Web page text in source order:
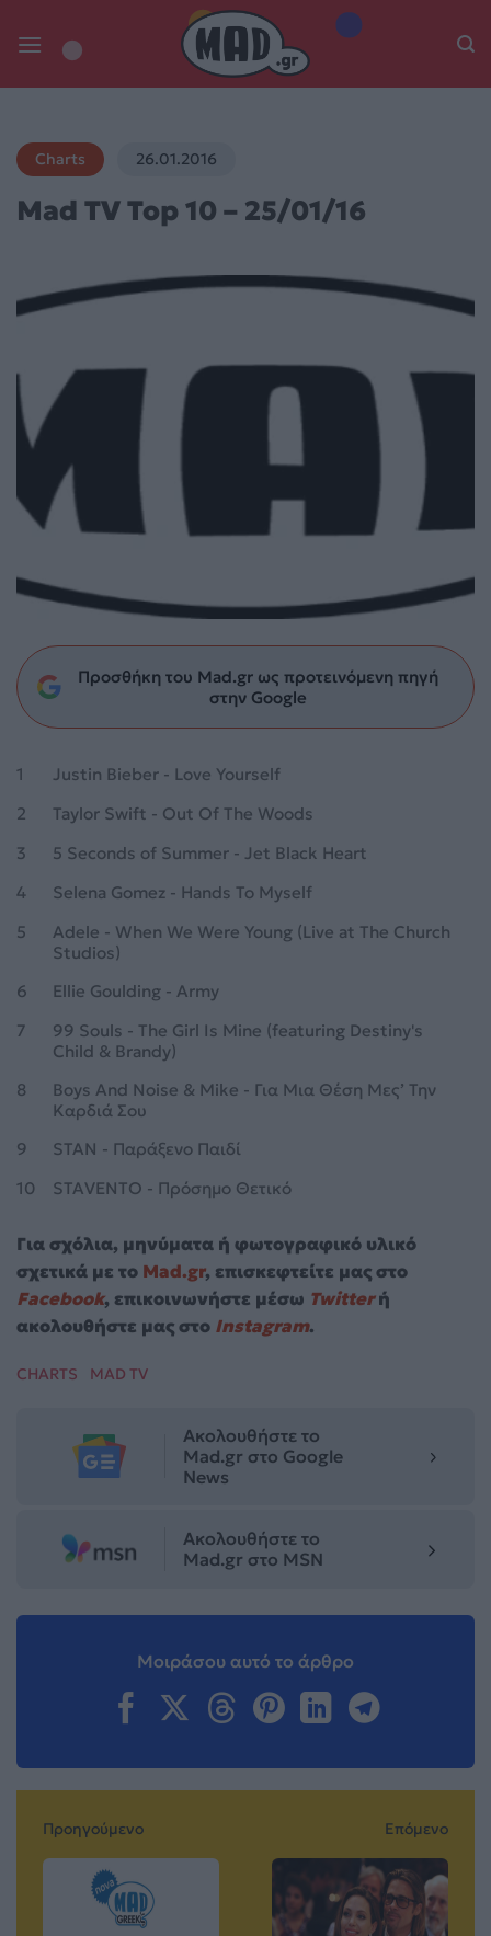
Charts 26.01.2016
Mad TV Top 10 – 25/01/16
Προσθήκη του Mad.gr ως προτεινόμενη πηγή
στην Google
1
Justin Bieber - Love Yourself
2
Taylor Swift - Out Of The Woods
3
5 Seconds of Summer - Jet Black Heart
4
Selena Gomez - Hands To Myself
5
Adele - When We Were Young (Live at The Church
Studios)
6
Ellie Goulding - Army
7
99 Souls - The Girl Is Mine (featuring Destiny's
Child & Brandy)
8
Boys And Noise & Mike - Για Μια Θέση Μες’ Την
Καρδιά Σου
9
STAN - Παράξενο Παιδί
10
STAVENTO - Πρόσημο Θετικό
Για σχόλια, μηνύματα ή φωτογραφικό υλικό
σχετικά με το Mad.gr, επισκεφτείτε μας στο
Facebook, επικοινωνήστε μέσω Twitterή
ακολουθήστε μας στο Instagram.
CHARTS MAD TV
Ακολουθήστε το
Mad.gr στο Google
News
Ακολουθήστε το
Mad.gr στο MSN
Μοιράσου αυτό το άρθρο
Προηγούμενο Επόμενο